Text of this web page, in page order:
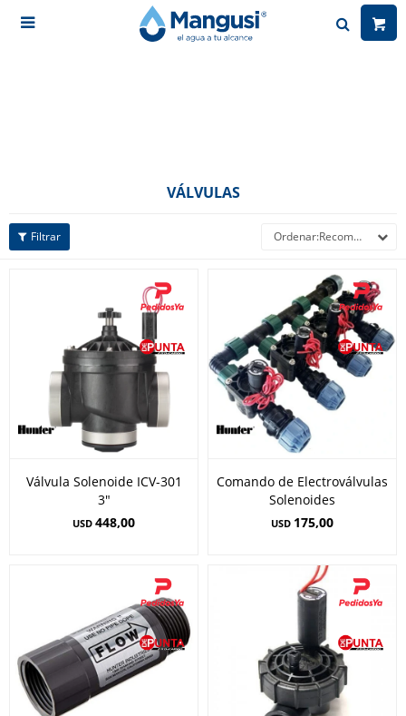

VÁLVULAS
Recomendados
Válvula Solenoide ICV-301
3"
USD 448,00
Comando de Electroválvulas
Solenoides
USD 175,00